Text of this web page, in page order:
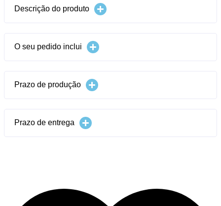
Descrição do produto
O seu pedido inclui
Prazo de produção
Prazo de entrega